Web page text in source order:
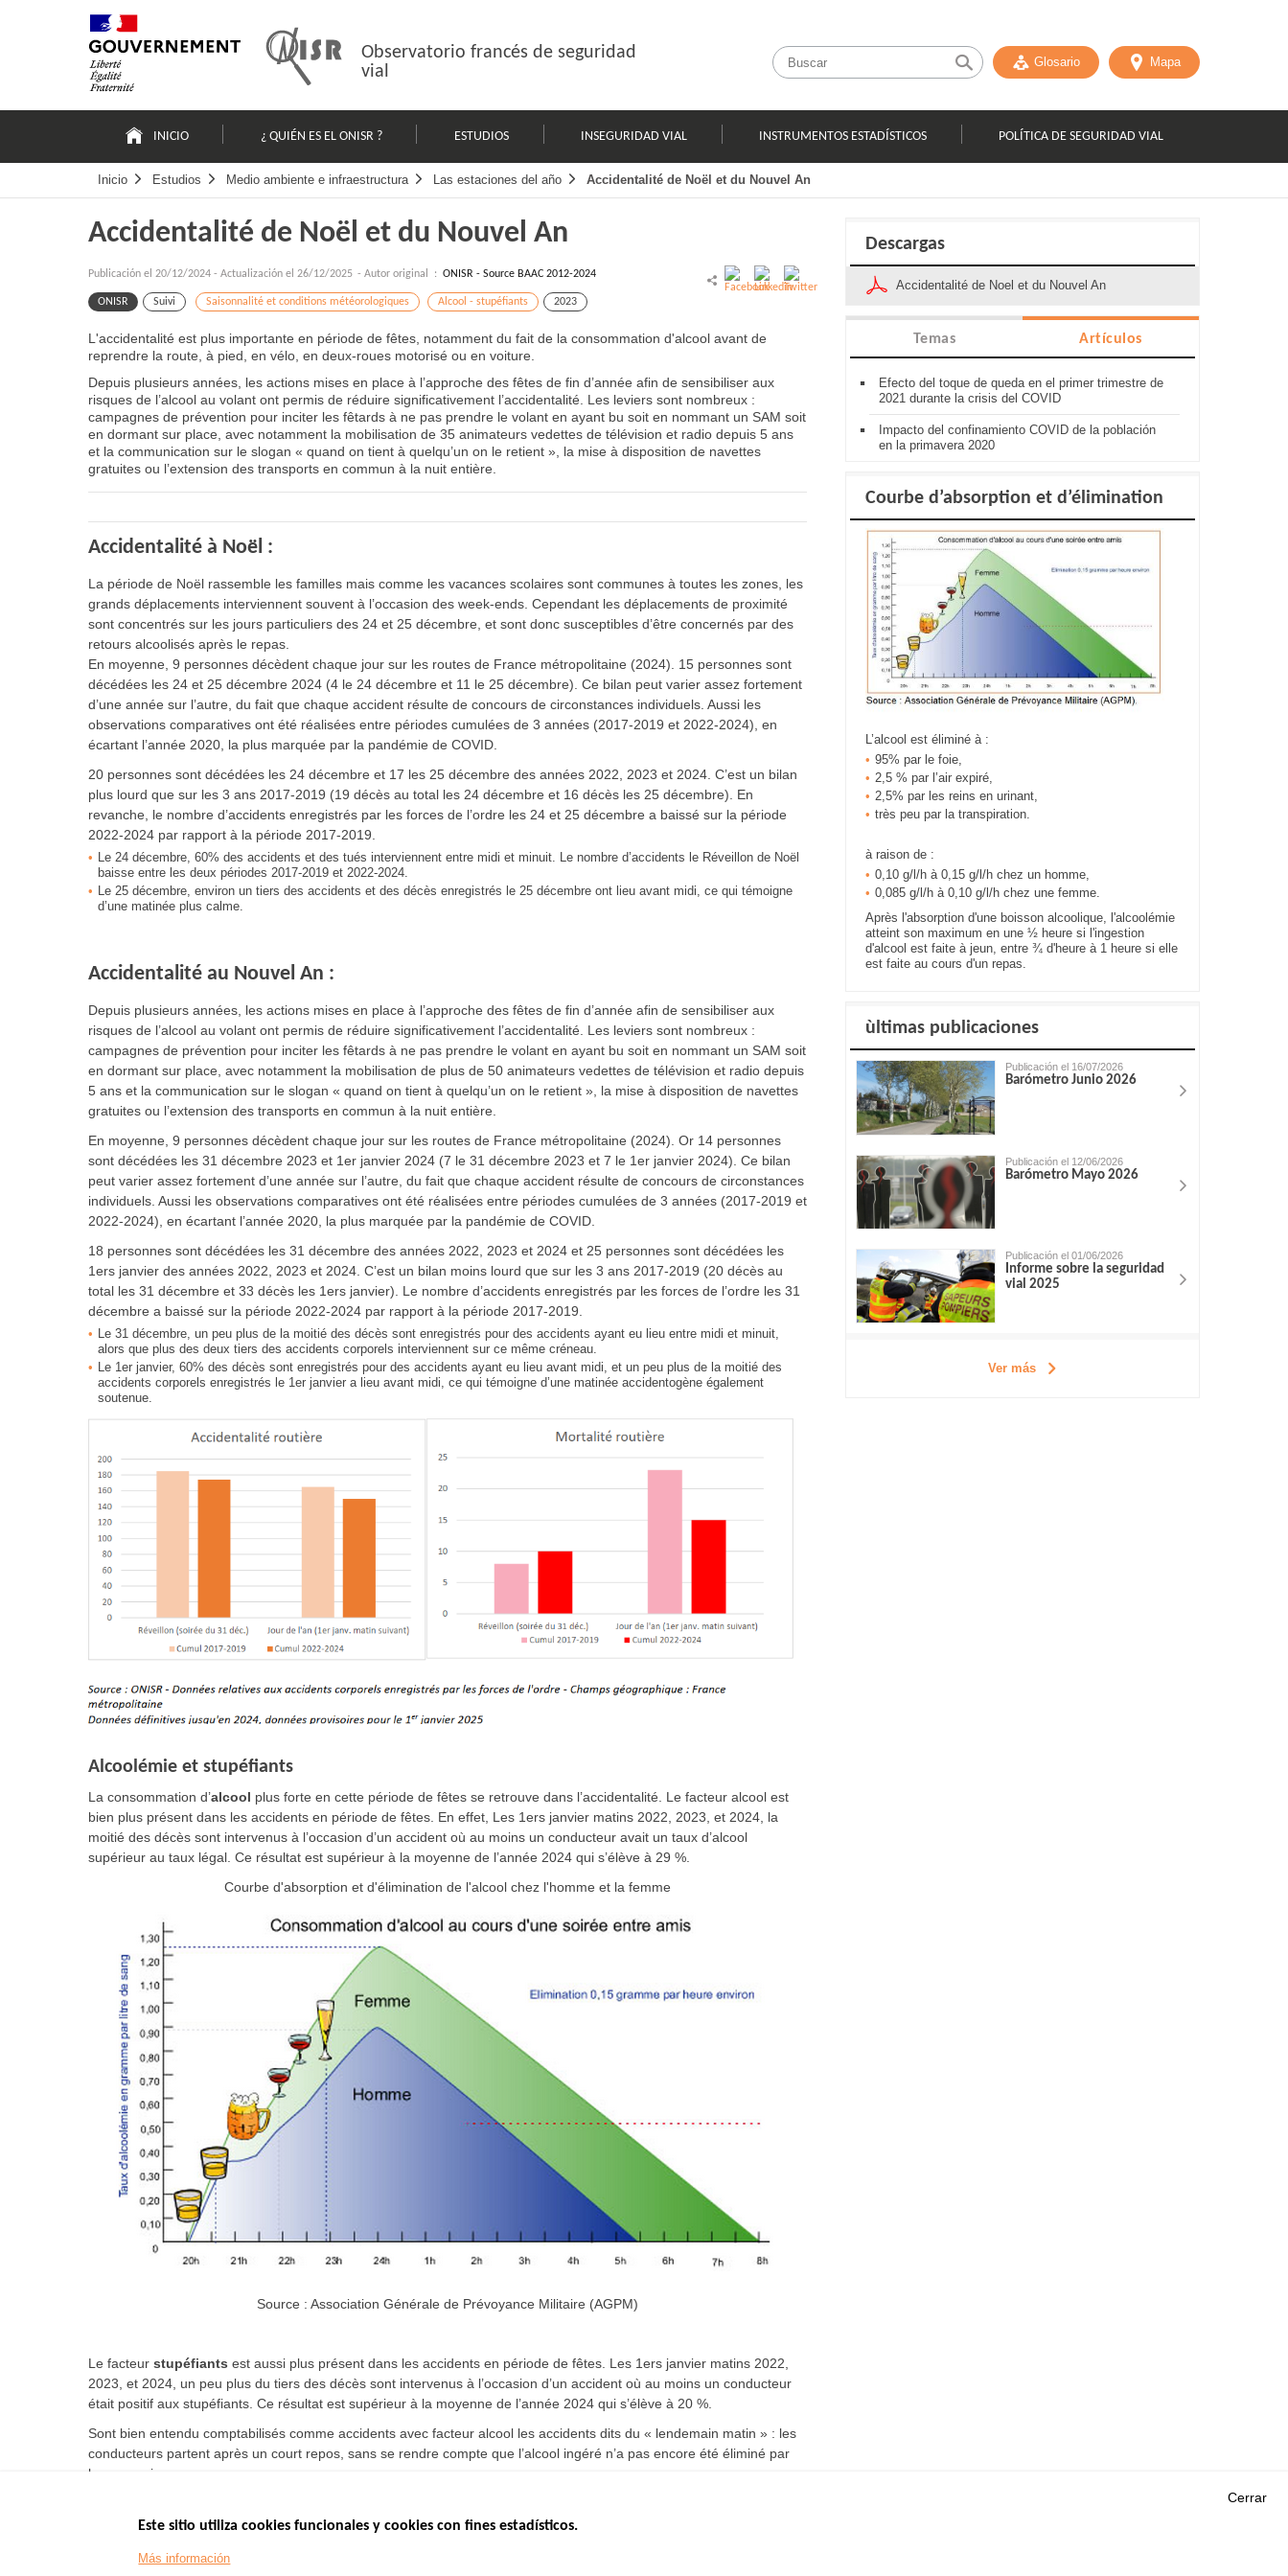
Observatorio francés de seguridad
vial
Glosario Mapa
principale
INICIO ¿ QUIÉN ES EL ONISR ? ESTUDIOS INSEGURIDAD VIAL INSTRUMENTOS ESTADÍSTICOS POLÍTICA DE SEGURIDAD VIAL
Inicio Estudios Medio ambiente e infraestructura Las estaciones del año Accidentalité de Noël et du Nouvel An
Accidentalité de Noël et du Nouvel An
Publicación el 20/12/2024 - Actualización el 26/12/2025 - Autor original : ONISR - Source BAAC 2012-2024
ONISR Suivi Saisonnalité et conditions météorologiques Alcool - stupéfiants 2023
L'accidentalité est plus importante en période de fêtes, notamment du fait de la consommation d'alcool avant de
reprendre la route, à pied, en vélo, en deux-roues motorisé ou en voiture.
Depuis plusieurs années, les actions mises en place à l’approche des fêtes de fin d’année afin de sensibiliser aux
risques de l’alcool au volant ont permis de réduire significativement l’accidentalité. Les leviers sont nombreux :
campagnes de prévention pour inciter les fêtards à ne pas prendre le volant en ayant bu soit en nommant un SAM soit
en dormant sur place, avec notamment la mobilisation de 35 animateurs vedettes de télévision et radio depuis 5 ans
et la communication sur le slogan « quand on tient à quelqu’un on le retient », la mise à disposition de navettes
gratuites ou l’extension des transports en commun à la nuit entière.
Accidentalité à Noël :
La période de Noël rassemble les familles mais comme les vacances scolaires sont communes à toutes les zones, les
grands déplacements interviennent souvent à l’occasion des week-ends. Cependant les déplacements de proximité
sont concentrés sur les jours particuliers des 24 et 25 décembre, et sont donc susceptibles d’être concernés par des
retours alcoolisés après le repas.
En moyenne, 9 personnes décèdent chaque jour sur les routes de France métropolitaine (2024). 15 personnes sont
décédées les 24 et 25 décembre 2024 (4 le 24 décembre et 11 le 25 décembre). Ce bilan peut varier assez fortement
d’une année sur l’autre, du fait que chaque accident résulte de concours de circonstances individuels. Aussi les
observations comparatives ont été réalisées entre périodes cumulées de 3 années (2017-2019 et 2022-2024), en
écartant l’année 2020, la plus marquée par la pandémie de COVID.
20 personnes sont décédées les 24 décembre et 17 les 25 décembre des années 2022, 2023 et 2024. C’est un bilan
plus lourd que sur les 3 ans 2017-2019 (19 décès au total les 24 décembre et 16 décès les 25 décembre). En
revanche, le nombre d’accidents enregistrés par les forces de l’ordre les 24 et 25 décembre a baissé sur la période
2022-2024 par rapport à la période 2017-2019.
Le 24 décembre, 60% des accidents et des tués interviennent entre midi et minuit. Le nombre d’accidents le Réveillon de Noël
baisse entre les deux périodes 2017-2019 et 2022-2024.
Le 25 décembre, environ un tiers des accidents et des décès enregistrés le 25 décembre ont lieu avant midi, ce qui témoigne
d’une matinée plus calme.
Accidentalité au Nouvel An :
Depuis plusieurs années, les actions mises en place à l’approche des fêtes de fin d’année afin de sensibiliser aux
risques de l’alcool au volant ont permis de réduire significativement l’accidentalité. Les leviers sont nombreux :
campagnes de prévention pour inciter les fêtards à ne pas prendre le volant en ayant bu soit en nommant un SAM soit
en dormant sur place, avec notamment la mobilisation de plus de 50 animateurs vedettes de télévision et radio depuis
5 ans et la communication sur le slogan « quand on tient à quelqu’un on le retient », la mise à disposition de navettes
gratuites ou l’extension des transports en commun à la nuit entière.
En moyenne, 9 personnes décèdent chaque jour sur les routes de France métropolitaine (2024). Or 14 personnes
sont décédées les 31 décembre 2023 et 1er janvier 2024 (7 le 31 décembre 2023 et 7 le 1er janvier 2024). Ce bilan
peut varier assez fortement d’une année sur l’autre, du fait que chaque accident résulte de concours de circonstances
individuels. Aussi les observations comparatives ont été réalisées entre périodes cumulées de 3 années (2017-2019 et
2022-2024), en écartant l’année 2020, la plus marquée par la pandémie de COVID.
18 personnes sont décédées les 31 décembre des années 2022, 2023 et 2024 et 25 personnes sont décédées les
1ers janvier des années 2022, 2023 et 2024. C’est un bilan moins lourd que sur les 3 ans 2017-2019 (20 décès au
total les 31 décembre et 33 décès les 1ers janvier). Le nombre d’accidents enregistrés par les forces de l’ordre les 31
décembre a baissé sur la période 2022-2024 par rapport à la période 2017-2019.
Le 31 décembre, un peu plus de la moitié des décès sont enregistrés pour des accidents ayant eu lieu entre midi et minuit,
alors que plus des deux tiers des accidents corporels interviennent sur ce même créneau.
Le 1er janvier, 60% des décès sont enregistrés pour des accidents ayant eu lieu avant midi, et un peu plus de la moitié des
accidents corporels enregistrés le 1er janvier a lieu avant midi, ce qui témoigne d’une matinée accidentogène également
soutenue.
Alcoolémie et stupéfiants
La consommation d’alcool plus forte en cette période de fêtes se retrouve dans l’accidentalité. Le facteur alcool est
bien plus présent dans les accidents en période de fêtes. En effet, Les 1ers janvier matins 2022, 2023, et 2024, la
moitié des décès sont intervenus à l’occasion d’un accident où au moins un conducteur avait un taux d’alcool
supérieur au taux légal. Ce résultat est supérieur à la moyenne de l’année 2024 qui s’élève à 29 %.
Courbe d'absorption et d'élimination de l'alcool chez l'homme et la femme
Source : Association Générale de Prévoyance Militaire (AGPM)
Le facteur stupéfiants est aussi plus présent dans les accidents en période de fêtes. Les 1ers janvier matins 2022,
2023, et 2024, un peu plus du tiers des décès sont intervenus à l’occasion d’un accident où au moins un conducteur
était positif aux stupéfiants. Ce résultat est supérieur à la moyenne de l’année 2024 qui s’élève à 20 %.
Sont bien entendu comptabilisés comme accidents avec facteur alcool les accidents dits du « lendemain matin » : les
conducteurs partent après un court repos, sans se rendre compte que l’alcool ingéré n’a pas encore été éliminé par
leur organisme.
Descargas
Accidentalité de Noel et du Nouvel An
Temas Artículos
Efecto del toque de queda en el primer trimestre de
2021 durante la crisis del COVID
Impacto del confinamiento COVID de la población
en la primavera 2020
Courbe d’absorption et d’élimination
L’alcool est éliminé à :
95% par le foie,
2,5 % par l’air expiré,
2,5% par les reins en urinant,
très peu par la transpiration.
à raison de :
0,10 g/l/h à 0,15 g/l/h chez un homme,
0,085 g/l/h à 0,10 g/l/h chez une femme.
Après l'absorption d'une boisson alcoolique, l'alcoolémie
atteint son maximum en une ½ heure si l'ingestion
d'alcool est faite à jeun, entre ¾ d'heure à 1 heure si elle
est faite au cours d'un repas.
ùltimas publicaciones
Publicación el 16/07/2026
Barómetro Junio 2026
Publicación el 12/06/2026
Barómetro Mayo 2026
Publicación el 01/06/2026
Informe sobre la seguridad
vial 2025
Ver más
Cerrar
Este sitio utiliza cookies funcionales y cookies con fines estadísticos.
Más información